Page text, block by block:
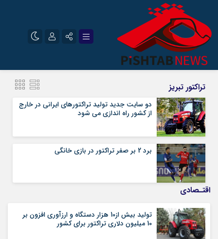
سروش
ایتا
آپارات
رمز عبور
مرا به خاطر بسپار
تراکتور تبریز
دو سایت جدید تولید تراکتورهای ایرانی در خارج
از کشور راه اندازی می شود
برد 2 بر صفر تراکتور در بازی خانگی
اقتـصادی
تولید بیش از10 هزار دستگاه و ارزآوری افزون بر
10 میلیون دلاری تراکتور برای کشور